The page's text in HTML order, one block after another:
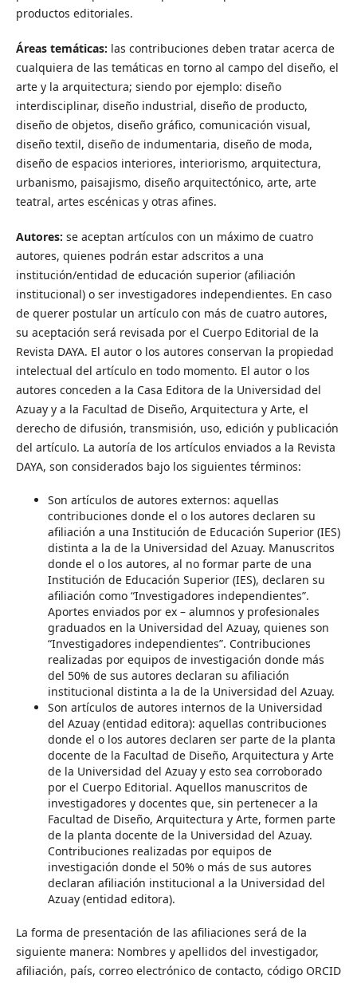
productos editoriales.
Áreas temáticas: las contribuciones deben tratar acerca de
cualquiera de las temáticas en torno al campo del diseño, el
arte y la arquitectura; siendo por ejemplo: diseño
interdisciplinar, diseño industrial, diseño de producto,
diseño de objetos, diseño gráfico, comunicación visual,
diseño textil, diseño de indumentaria, diseño de moda,
diseño de espacios interiores, interiorismo, arquitectura,
urbanismo, paisajismo, diseño arquitectónico, arte, arte
teatral, artes escénicas y otras afines.
Autores: se aceptan artículos con un máximo de cuatro
autores, quienes podrán estar adscritos a una
institución/entidad de educación superior (afiliación
institucional) o ser investigadores independientes. En caso
de querer postular un artículo con más de cuatro autores,
su aceptación será revisada por el Cuerpo Editorial de la
Revista DAYA. El autor o los autores conservan la propiedad
intelectual del artículo en todo momento. El autor o los
autores conceden a la Casa Editora de la Universidad del
Azuay y a la Facultad de Diseño, Arquitectura y Arte, el
derecho de difusión, transmisión, uso, edición y publicación
del artículo. La autoría de los artículos enviados a la Revista
DAYA, son considerados bajo los siguientes términos:
Son artículos de autores externos: aquellas
contribuciones donde el o los autores declaren su
afiliación a una Institución de Educación Superior (IES)
distinta a la de la Universidad del Azuay. Manuscritos
donde el o los autores, al no formar parte de una
Institución de Educación Superior (IES), declaren su
afiliación como “Investigadores independientes”.
Aportes enviados por ex – alumnos y profesionales
graduados en la Universidad del Azuay, quienes son
“Investigadores independientes”. Contribuciones
realizadas por equipos de investigación donde más
del 50% de sus autores declaran su afiliación
institucional distinta a la de la Universidad del Azuay.
Son artículos de autores internos de la Universidad
del Azuay (entidad editora): aquellas contribuciones
donde el o los autores declaren ser parte de la planta
docente de la Facultad de Diseño, Arquitectura y Arte
de la Universidad del Azuay y esto sea corroborado
por el Cuerpo Editorial. Aquellos manuscritos de
investigadores y docentes que, sin pertenecer a la
Facultad de Diseño, Arquitectura y Arte, formen parte
de la planta docente de la Universidad del Azuay.
Contribuciones realizadas por equipos de
investigación donde el 50% o más de sus autores
declaran afiliación institucional a la Universidad del
Azuay (entidad editora).
La forma de presentación de las afiliaciones será de la
siguiente manera: Nombres y apellidos del investigador,
afiliación, país, correo electrónico de contacto, código ORCID